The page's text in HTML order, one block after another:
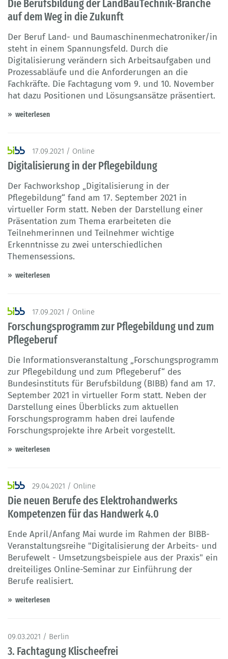
Die Berufsbildung der LandBauTechnik-Branche
auf dem Weg in die Zukunft
Der Beruf Land- und Baumaschinenmechatroniker/in
steht in einem Spannungsfeld. Durch die
Digitalisierung verändern sich Arbeitsaufgaben und
Prozessabläufe und die Anforderungen an die
Fachkräfte. Die Fachtagung vom 9. und 10. November
hat dazu Positionen und Lösungsansätze präsentiert.
weiterlesen
17.09.2021 / Online
Digitalisierung in der Pflegebildung
Der Fachworkshop „Digitalisierung in der
Pflegebildung“ fand am 17. September 2021 in
virtueller Form statt. Neben der Darstellung einer
Präsentation zum Thema erarbeiteten die
Teilnehmerinnen und Teilnehmer wichtige
Erkenntnisse zu zwei unterschiedlichen
Themensessions.
weiterlesen
17.09.2021 / Online
Forschungsprogramm zur Pflegebildung und zum
Pflegeberuf
Die Informationsveranstaltung „Forschungsprogramm
zur Pflegebildung und zum Pflegeberuf“ des
Bundesinstituts für Berufsbildung (BIBB) fand am 17.
September 2021 in virtueller Form statt. Neben der
Darstellung eines Überblicks zum aktuellen
Forschungsprogramm haben drei laufende
Forschungsprojekte ihre Arbeit vorgestellt.
weiterlesen
29.04.2021 / Online
Die neuen Berufe des Elektrohandwerks
Kompetenzen für das Handwerk 4.0
Ende April/Anfang Mai wurde im Rahmen der BIBB-
Veranstaltungsreihe "Digitalisierung der Arbeits- und
Berufewelt - Umsetzungsbeispiele aus der Praxis" ein
dreiteiliges Online-Seminar zur Einführung der
Berufe realisiert.
weiterlesen
09.03.2021 / Berlin
3. Fachtagung Klischeefrei